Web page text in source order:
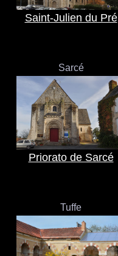
Saint-Julien du Pré
Sarcé
Priorato de Sarcé
Tuffe